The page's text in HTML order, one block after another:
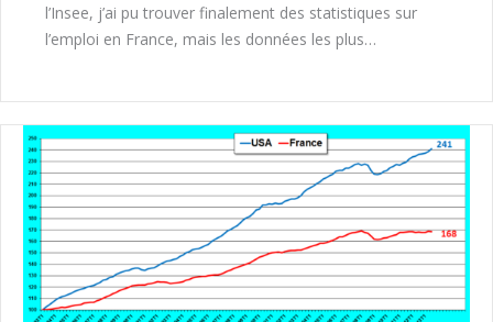
l’Insee, j’ai pu trouver finalement des statistiques sur
l’emploi en France, mais les données les plus…